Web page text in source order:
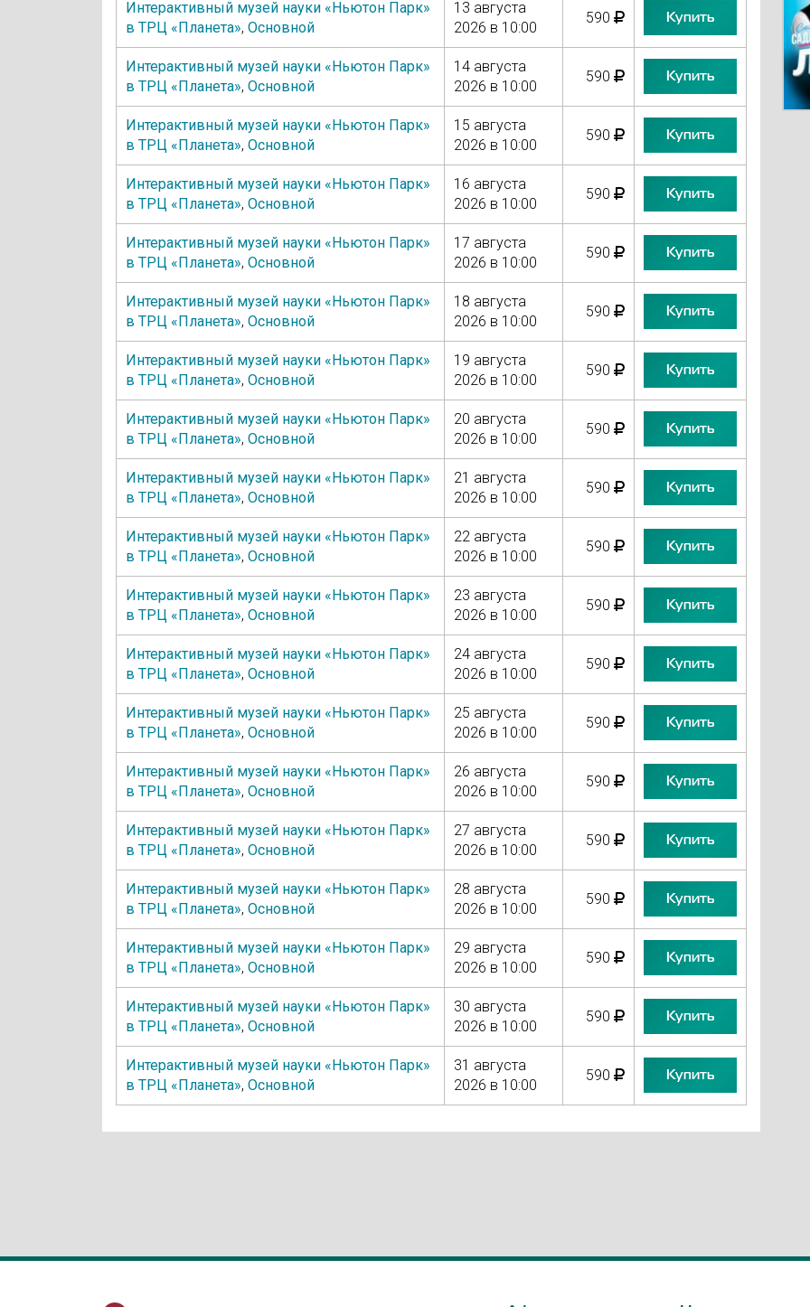
Интерактивный музей науки «Ньютон Парк»
в ТРЦ «Планета», Основной
13 августа
2026 в 10:00
590 Купить
Интерактивный музей науки «Ньютон Парк»
в ТРЦ «Планета», Основной
14 августа
2026 в 10:00
590 Купить
Интерактивный музей науки «Ньютон Парк»
в ТРЦ «Планета», Основной
15 августа
2026 в 10:00
590 Купить
Интерактивный музей науки «Ньютон Парк»
в ТРЦ «Планета», Основной
16 августа
2026 в 10:00
590 Купить
Интерактивный музей науки «Ньютон Парк»
в ТРЦ «Планета», Основной
17 августа
2026 в 10:00
590 Купить
Интерактивный музей науки «Ньютон Парк»
в ТРЦ «Планета», Основной
18 августа
2026 в 10:00
590 Купить
Интерактивный музей науки «Ньютон Парк»
в ТРЦ «Планета», Основной
19 августа
2026 в 10:00
590 Купить
Интерактивный музей науки «Ньютон Парк»
в ТРЦ «Планета», Основной
20 августа
2026 в 10:00
590 Купить
Интерактивный музей науки «Ньютон Парк»
в ТРЦ «Планета», Основной
21 августа
2026 в 10:00
590 Купить
Интерактивный музей науки «Ньютон Парк»
в ТРЦ «Планета», Основной
22 августа
2026 в 10:00
590 Купить
Интерактивный музей науки «Ньютон Парк»
в ТРЦ «Планета», Основной
23 августа
2026 в 10:00
590 Купить
Интерактивный музей науки «Ньютон Парк»
в ТРЦ «Планета», Основной
24 августа
2026 в 10:00
590 Купить
Интерактивный музей науки «Ньютон Парк»
в ТРЦ «Планета», Основной
25 августа
2026 в 10:00
590 Купить
Интерактивный музей науки «Ньютон Парк»
в ТРЦ «Планета», Основной
26 августа
2026 в 10:00
590 Купить
Интерактивный музей науки «Ньютон Парк»
в ТРЦ «Планета», Основной
27 августа
2026 в 10:00
590 Купить
Интерактивный музей науки «Ньютон Парк»
в ТРЦ «Планета», Основной
28 августа
2026 в 10:00
590 Купить
Интерактивный музей науки «Ньютон Парк»
в ТРЦ «Планета», Основной
29 августа
2026 в 10:00
590 Купить
Интерактивный музей науки «Ньютон Парк»
в ТРЦ «Планета», Основной
30 августа
2026 в 10:00
590 Купить
Интерактивный музей науки «Ньютон Парк»
в ТРЦ «Планета», Основной
31 августа
2026 в 10:00
590 Купить